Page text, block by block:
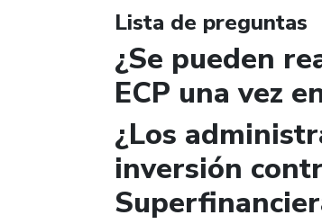
Lista de preguntas
¿Se pueden
ECP una vez
¿Los
inversión